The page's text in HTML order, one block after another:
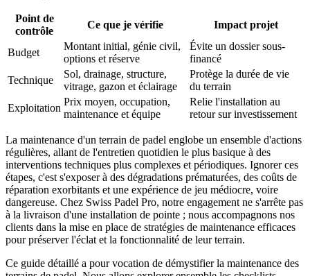
Point de
contrôle
Ce que je vérifie Impact projet
Budget
Montant initial, génie civil,
options et réserve
Évite un dossier sous-
financé
Technique
Sol, drainage, structure,
vitrage, gazon et éclairage
Protège la durée de vie
du terrain
Exploitation
Prix moyen, occupation,
maintenance et équipe
Relie l'installation au
retour sur investissement
La maintenance d'un terrain de padel englobe un ensemble d'actions
régulières, allant de l'entretien quotidien le plus basique à des
interventions techniques plus complexes et périodiques. Ignorer ces
étapes, c'est s'exposer à des dégradations prématurées, des coûts de
réparation exorbitants et une expérience de jeu médiocre, voire
dangereuse. Chez Swiss Padel Pro, notre engagement ne s'arrête pas
à la livraison d'une installation de pointe ; nous accompagnons nos
clients dans la mise en place de stratégies de maintenance efficaces
pour préserver l'éclat et la fonctionnalité de leur terrain.
Ce guide détaillé a pour vocation de démystifier la maintenance des